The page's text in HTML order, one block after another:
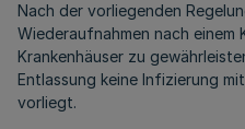
Nach der vorliegenden
Wiederaufnahmen nach
Krankenhäuser zu
Entlassung keine Infizierung
vorliegt.